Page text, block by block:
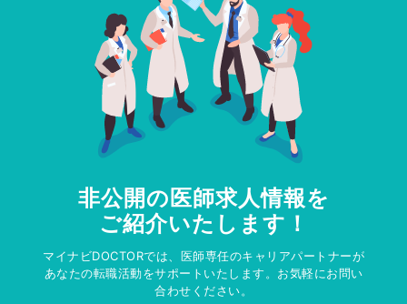
非公開の医師求人情報を
ご紹介いたします！
マイナビDOCTORでは、医師専任のキャリアパートナーが
あなたの転職活動をサポートいたします。お気軽にお問い
合わせください。